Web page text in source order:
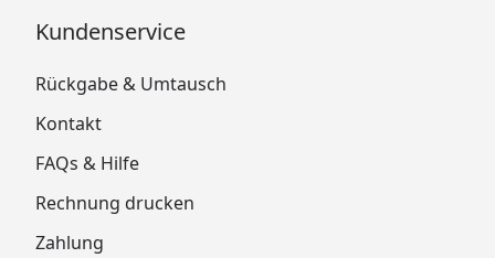
Kundenservice
Rückgabe & Umtausch
Kontakt
FAQs & Hilfe
Rechnung drucken
Zahlung